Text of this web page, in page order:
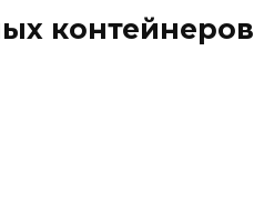
контейнеров